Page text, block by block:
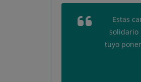
Estas
solidario
tuyo